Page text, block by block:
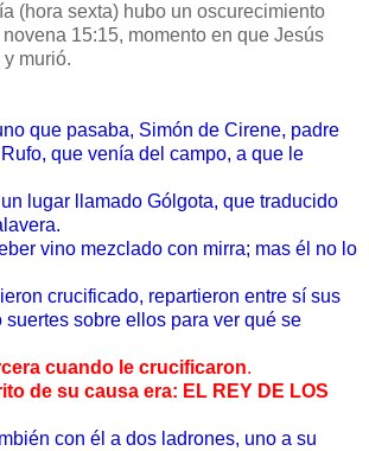
(hora sexta) hubo un oscurecimiento
15:15, momento en que Jesús
murió.
que pasaba, Simón de Cirene, padre
que venía del campo, a que le
lugar llamado Gólgota, que traducido
vino mezclado con mirra; mas él no lo
crucificado, repartieron entre sí sus
sobre ellos para ver qué se
cuando le crucificaron.
de su causa era: EL REY DE LOS
con él a dos ladrones, uno a su